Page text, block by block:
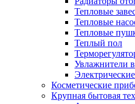
Тепловые
Тепловые
Тепловые
Теплый пол
Увлажнители
Косметические
Крупная бытовая